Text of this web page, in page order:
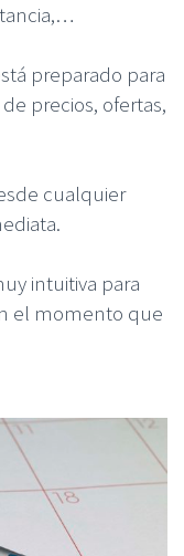
preparado para
precios, ofertas,
cualquier
intuitiva para
el momento que